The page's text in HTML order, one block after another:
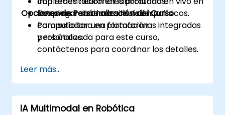
Desplegar sistemas de visión por
computadora en plataformas integradas
y robóticas.
sistemas robóticos simulados o físicos.
Opciones de Personalización del Curso
Para solicitar una formación
personalizada para este curso,
contáctenos para coordinar los detalles.
Leer más...
IA Multimodal en Robótica